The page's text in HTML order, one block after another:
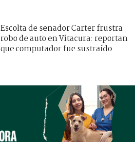
Escolta de senador Carter frustra
robo de auto en Vitacura: reportan
que computador fue sustraído